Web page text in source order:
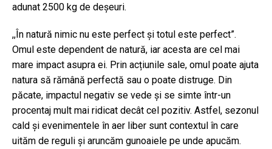
adunat 2500 kg de deșeuri.
,,În natură nimic nu este perfect și totul este perfect”.
Omul este dependent de natură, iar acesta are cel mai
mare impact asupra ei. Prin acțiunile sale, omul poate ajuta
natura să rămână perfectă sau o poate distruge. Din
păcate, impactul negativ se vede și se simte într-un
procentaj mult mai ridicat decât cel pozitiv. Astfel, sezonul
cald și evenimentele în aer liber sunt contextul în care
uităm de reguli și aruncăm gunoaiele pe unde apucăm.